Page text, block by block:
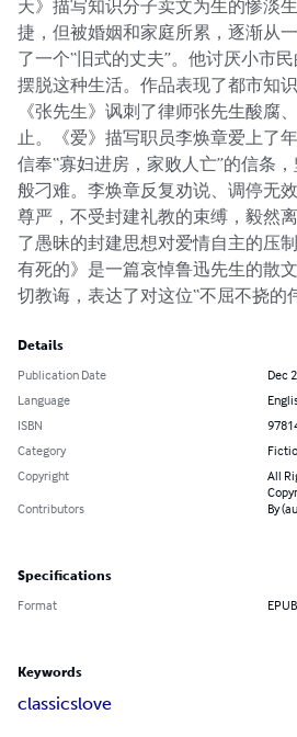
天》描写知识分子卖文为生的惨淡
捷，但被婚姻和家庭所累，逐渐从
了一个“旧式的丈夫”。他讨厌小市
摆脱这种生活。作品表现了都市知
《张先生》讽刺了律师张先生酸腐
止。《爱》描写职员李焕章爱上了
信奉“寡妇进房，家败人亡”的信条
般刁难。李焕章反复劝说、调停无
尊严，不受封建礼教的束缚，毅然
了愚昧的封建思想对爱情自主的压
有死的》是一篇哀悼鲁迅先生的散
切教诲，表达了对这位“不屈不挠的
Details
Publication Date
Dec
Language
ISBN
Category
Copyright
All
Contributors
By
Specifications
Format EPUB
Keywords
classicslove